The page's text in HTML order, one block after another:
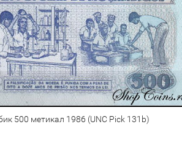
500 метикал 1986 (UNC Pick 131b)